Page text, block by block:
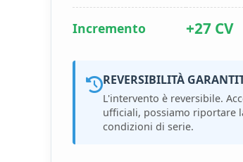
Incremento +27 CV
REVERSIBILITÀ
L'intervento è reversibile.
ufficiali, possiamo riportare
condizioni di serie.